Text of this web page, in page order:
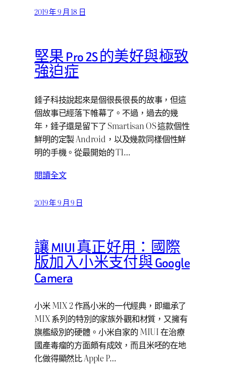
2019 年 9 月 18 日
堅果 Pro 2S 的美好與極致
強迫症
錘子科技說起來是個很長很長的故事，但這
個故事已經落下帷幕了。不過，過去的幾
年，錘子還是留下了 Smartisan OS 這款個性
鮮明的定製 Android，以及幾款同樣個性鮮
明的手機。從最開始的 T1…
閱讀全文
2019 年 9 月 9 日
讓 MIUI 真正好用：國際
版加入小米支付與 Google
Camera
小米 MIX 2 作爲小米的一代經典，即繼承了
MIX 系列的特別的家族外觀和材質，又擁有
旗艦級別的硬體。小米自家的 MIUI 在治療
國產毒瘤的方面頗有成效，而且米呸的在地
化做得顯然比 Apple P…